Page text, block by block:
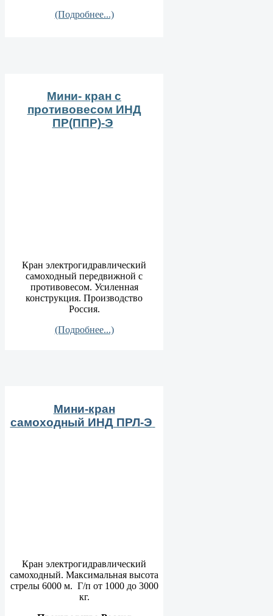
(Подробнее...)
Мини- кран с
противовесом ИНД
ПР(ППР)-Э
Кран электрогидравлический
самоходный передвижной с
противовесом. Усиленная
конструкция. Производство
Россия.
(Подробнее...)
Мини-кран
самоходный ИНД ПРЛ-Э
Кран электрогидравлический
самоходный. Максимальная высота
стрелы 6000 м. Г/п от 1000 до 3000
кг.